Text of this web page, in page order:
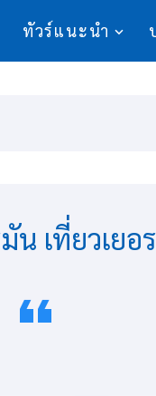
ทัวร์แนะนำ
น เที่ยวเยอ